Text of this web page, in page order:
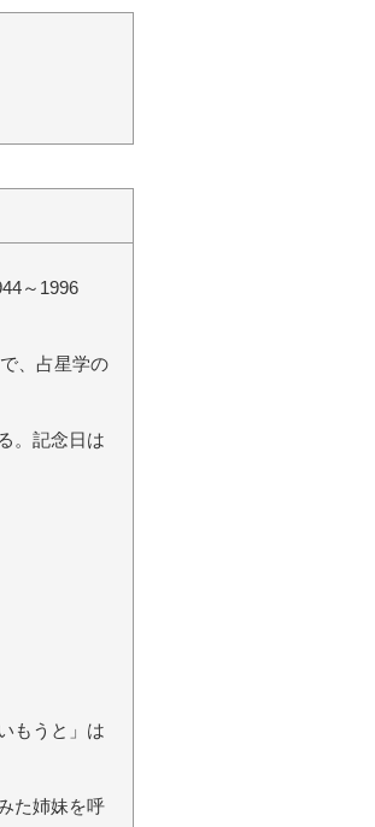
～1996
、占星学の
。記念日は
もうと」は
た姉妹を呼